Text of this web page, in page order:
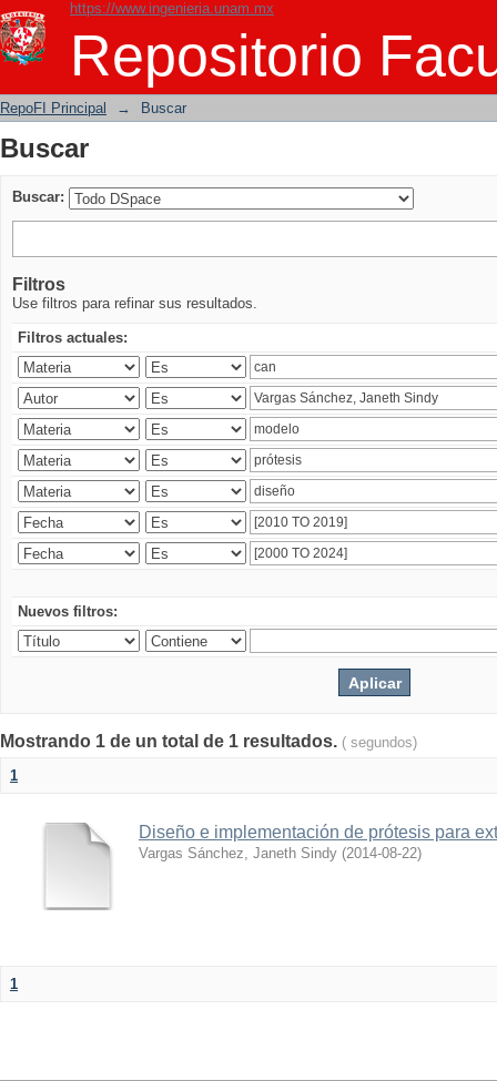
https://www.ingenieria.unam.mx
Repositorio
Buscar
RepoFI Principal → Buscar
Buscar
Buscar:
Filtros
Use filtros para refinar sus resultados.
Filtros actuales:
Nuevos filtros:
Mostrando 1 de un total de 1 resultados. ( segundos)
1
Diseño e implementación de prótesis para
Vargas Sánchez, Janeth Sindy (2014-08-22)
1